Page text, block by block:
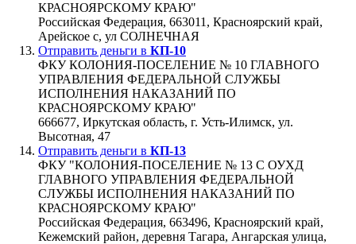
КРАСНОЯРСКОМУ КРАЮ"
Российская Федерация, 663011, Красноярский край,
Арейское с, ул СОЛНЕЧНАЯ
Отправить деньги в КП-10
ФКУ КОЛОНИЯ-ПОСЕЛЕНИЕ № 10 ГЛАВНОГО
УПРАВЛЕНИЯ ФЕДЕРАЛЬНОЙ СЛУЖБЫ
ИСПОЛНЕНИЯ НАКАЗАНИЙ ПО
КРАСНОЯРСКОМУ КРАЮ"
666677, Иркутская область, г. Усть-Илимск, ул.
Высотная, 47
Отправить деньги в КП-13
ФКУ "КОЛОНИЯ-ПОСЕЛЕНИЕ № 13 С ОУХД
ГЛАВНОГО УПРАВЛЕНИЯ ФЕДЕРАЛЬНОЙ
СЛУЖБЫ ИСПОЛНЕНИЯ НАКАЗАНИЙ ПО
КРАСНОЯРСКОМУ КРАЮ"
Российская Федерация, 663496, Красноярский край,
Кежемский район, деревня Тагара, Ангарская улица,